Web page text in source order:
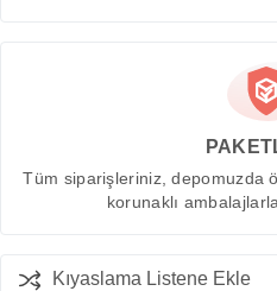
Tüm siparişleriniz, depomuzda
korunaklı
Kıyaslama Listene Ekle